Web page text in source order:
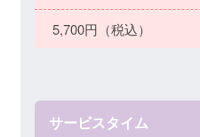
5,700円（税込）
サービスタイム